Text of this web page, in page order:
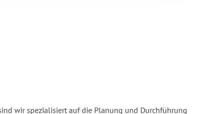
wir spezialisiert auf die Planung und Durchführung